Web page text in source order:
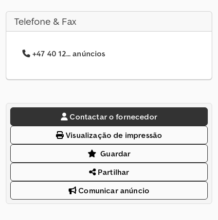
Telefone & Fax
+47 40 12... anúncios
Contactar o fornecedor
Visualização de impressão
Guardar
Partilhar
Comunicar anúncio